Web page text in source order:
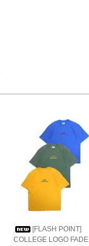
[FLASH POINT]
COLLEGE LOGO FADE